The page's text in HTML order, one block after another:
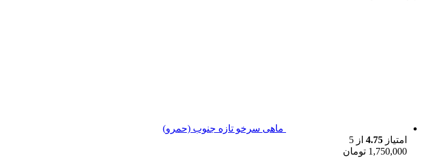
ماهی سرخو تازه جنوب (حمرو)
امتیاز 4.75 از 5
1,750,000 تومان